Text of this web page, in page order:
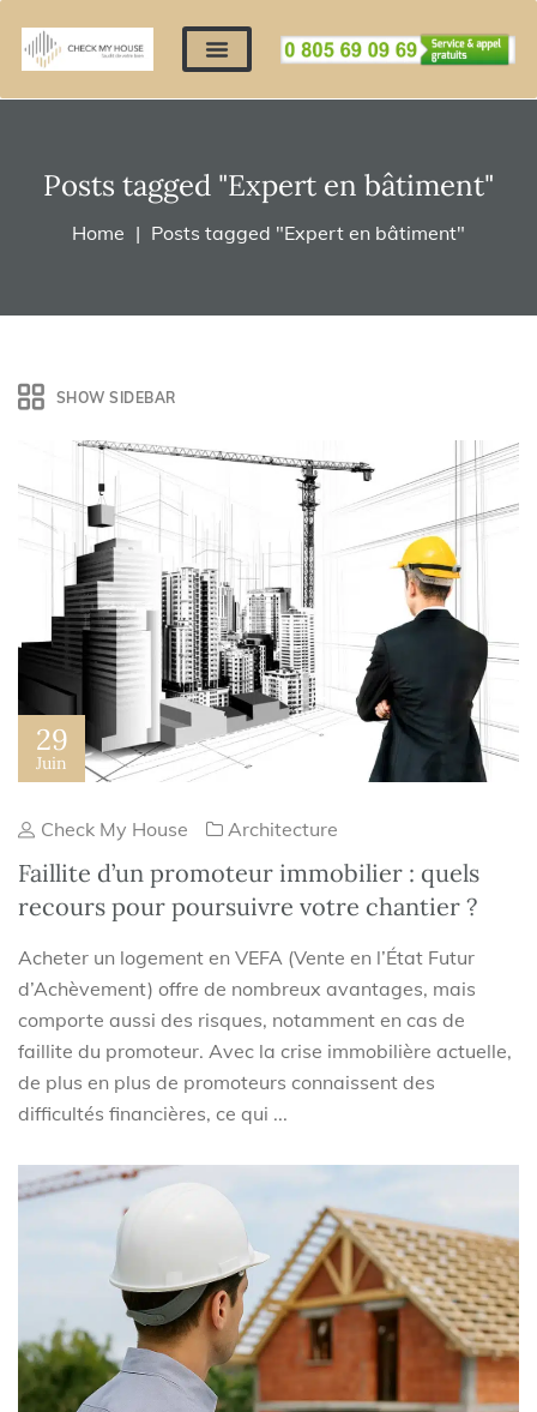
Posts tagged "Expert en bâtiment"
Home Posts tagged "Expert en bâtiment"
SHOW SIDEBAR
29
Juin
Check My House Architecture
Faillite d’un promoteur immobilier : quels
recours pour poursuivre votre chantier ?
Acheter un logement en VEFA (Vente en l’État Futur
d’Achèvement) offre de nombreux avantages, mais
comporte aussi des risques, notamment en cas de
faillite du promoteur. Avec la crise immobilière actuelle,
de plus en plus de promoteurs connaissent des
difficultés financières, ce qui ...